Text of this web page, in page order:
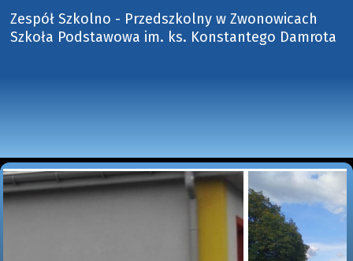
Zespół Szkolno - Przedszkolny w Zwonowicach
Szkoła Podstawowa im. ks. Konstantego Damrota